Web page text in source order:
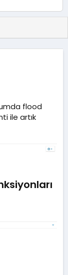
flood
ile artık